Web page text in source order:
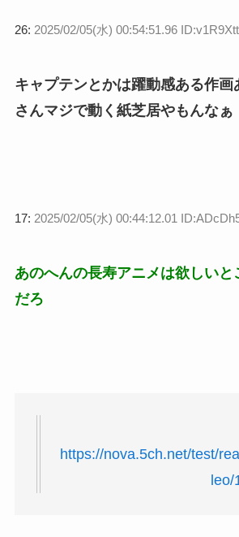
26: 2025/02/05(水) 00:54:51.96
キャプテンとかは躍動感ある作画
さんマジで動く紙芝居やもんなぁ
17: 2025/02/05(水) 00:44:12.01
あのへんの長寿アニメは欲しいと
だろ
https://nova.5ch.net/test/
leo/